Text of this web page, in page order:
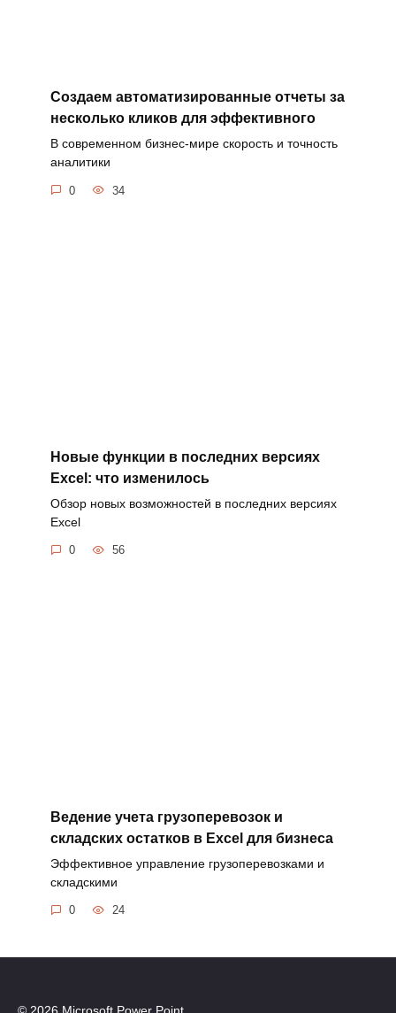
Создаем автоматизированные отчеты за
несколько кликов для эффективного
В современном бизнес-мире скорость и точность
аналитики
0 34
Новые функции в последних версиях
Excel: что изменилось
Обзор новых возможностей в последних версиях
Excel
0 56
Ведение учета грузоперевозок и
складских остатков в Excel для бизнеса
Эффективное управление грузоперевозками и
складскими
0 24